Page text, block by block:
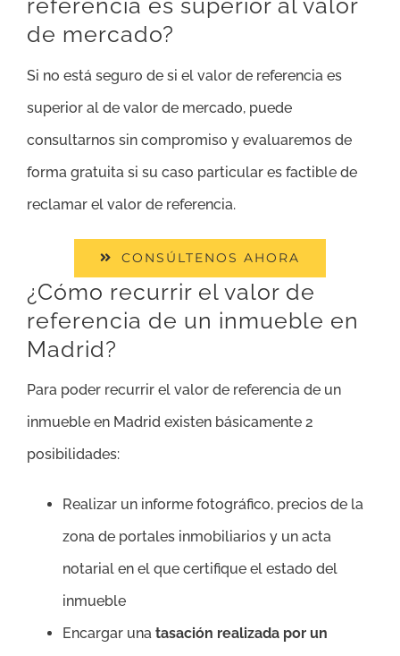
referencia es superior al valor
de mercado?
Si no está seguro de si el valor de referencia es
superior al de valor de mercado, puede
consultarnos sin compromiso y evaluaremos de
forma gratuita si su caso particular es factible de
reclamar el valor de referencia.
CONSÚLTENOS AHORA
¿Cómo recurrir el valor de
referencia de un inmueble en
Madrid?
Para poder recurrir el valor de referencia de un
inmueble en Madrid existen básicamente 2
posibilidades:
Realizar un informe fotográfico, precios de la
zona de portales inmobiliarios y un acta
notarial en el que certifique el estado del
inmueble
Encargar una tasación realizada por un